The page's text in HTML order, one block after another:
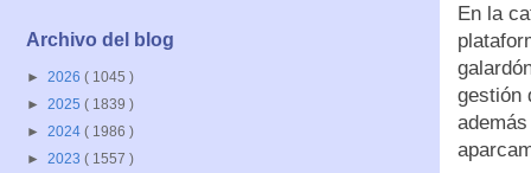
En la
gestión
Archivo del blog
► 2026 ( 1045 )
► 2025 ( 1839 )
► 2024 ( 1986 )
► 2023 ( 1557 )